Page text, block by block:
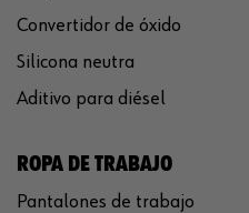
Convertidor de óxido
Silicona neutra
Aditivo para diésel
ROPA DE TRABAJO
Pantalones de trabajo